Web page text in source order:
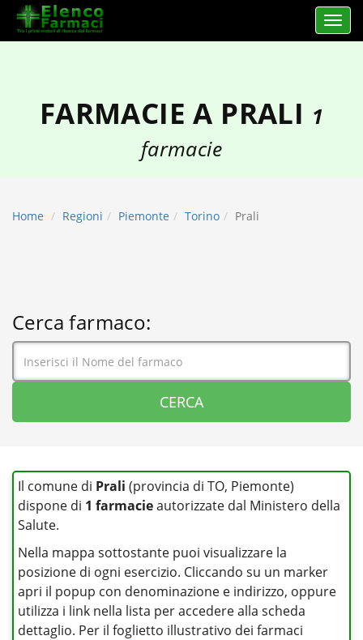
Apri
elencofarmaci.it
FARMACIE A PRALI 1
farmacie
Home Regioni Piemonte Torino Prali
Cerca farmaco:
Il comune di Prali (provincia di TO, Piemonte)
dispone di 1 farmacieautorizzate dal Ministero della
Salute.
Nella mappa sottostante puoi visualizzare la
posizione di ogni esercizio. Cliccando su un marker
apri il popup con denominazione e indirizzo, oppure
utilizza i link nella lista per accedere alla scheda
dettaglio. Per il foglietto illustrativo dei farmaci